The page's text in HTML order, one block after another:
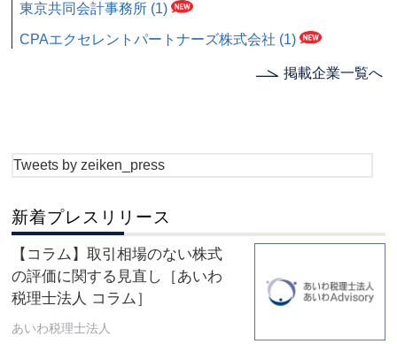
東京共同会計事務所 (1)
CPAエクセレントパートナーズ株式会社 (1)
掲載企業一覧へ
Tweets by zeiken_press
新着プレスリリース
【コラム】取引相場のない株式
の評価に関する見直し［あいわ
税理士法人 コラム］
あいわ税理士法人